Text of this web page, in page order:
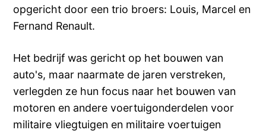
opgericht door een trio broers: Louis, Marcel en
Fernand Renault.
Het bedrijf was gericht op het bouwen van
auto's, maar naarmate de jaren verstreken,
verlegden ze hun focus naar het bouwen van
motoren en andere voertuigonderdelen voor
militaire vliegtuigen en militaire voertuigen